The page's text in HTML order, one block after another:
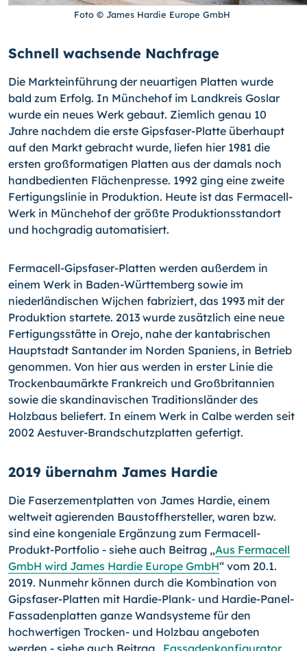
Foto © James Hardie Europe GmbH
Schnell wachsende Nachfrage
Die Markteinführung der neuartigen Platten wurde
bald zum Erfolg. In Münchehof im Landkreis Goslar
wurde ein neues Werk gebaut. Ziemlich genau 10
Jahre nachdem die erste Gipsfaser-Platte überhaupt
auf den Markt gebracht wurde, liefen hier 1981 die
ersten großformatigen Platten aus der damals noch
handbedienten Flächenpresse. 1992 ging eine zweite
Fertigungslinie in Produktion. Heute ist das Fermacell-
Werk in Münchehof der größte Produktionsstandort
und hochgradig automatisiert.
Fermacell-Gipsfaser-Platten werden außerdem in
einem Werk in Baden-Württemberg sowie im
niederländischen Wijchen fabriziert, das 1993 mit der
Produktion startete. 2013 wurde zusätzlich eine neue
Fertigungsstätte in Orejo, nahe der kantabrischen
Hauptstadt Santander im Norden Spaniens, in Betrieb
genommen. Von hier aus werden in erster Linie die
Trockenbaumärkte Frankreich und Großbritannien
sowie die skandinavischen Traditionsländer des
Holzbaus beliefert. In einem Werk in Calbe werden seit
2002 Aestuver-Brandschutzplatten gefertigt.
2019 übernahm James Hardie
Die Faserzementplatten von James Hardie, einem
weltweit agierenden Baustoffhersteller, waren bzw.
sind eine kongeniale Ergänzung zum Fermacell-
Produkt-Portfolio - siehe auch Beitrag „Aus Fermacell
GmbH wird James Hardie Europe GmbH“ vom 20.1.
2019. Nunmehr können durch die Kombination von
Gipsfaser-Platten mit Hardie-Plank- und Hardie-Panel-
Fassadenplatten ganze Wandsysteme für den
hochwertigen Tro­cken- und Holzbau angeboten